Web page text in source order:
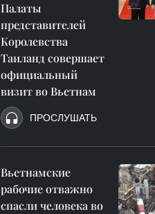
Палаты
представителей
Королевства
Таиланд совершает
официальный
визит во Вьетнам
ПРОСЛУШАТЬ
Вьетнамские
рабочие отважно
спасли человека во